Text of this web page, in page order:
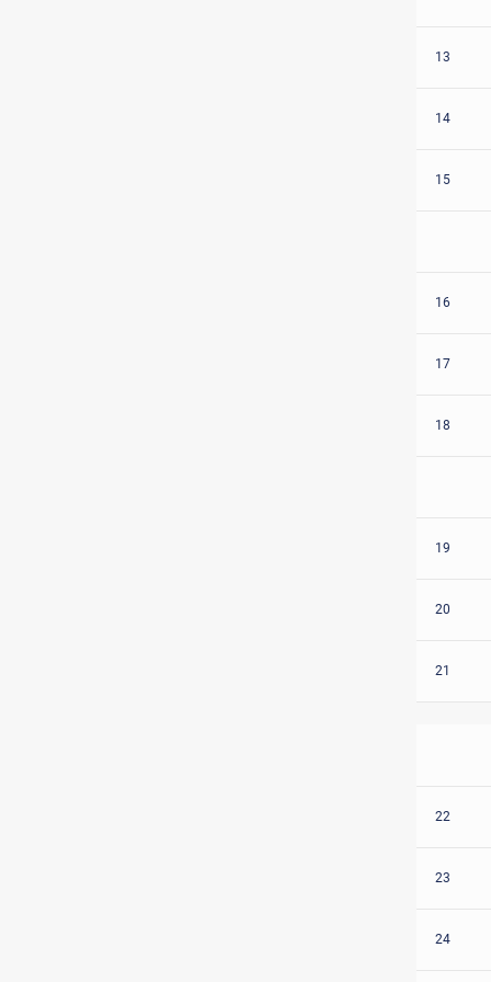
13
14
15
16
17
18
19
20
21
22
23
24